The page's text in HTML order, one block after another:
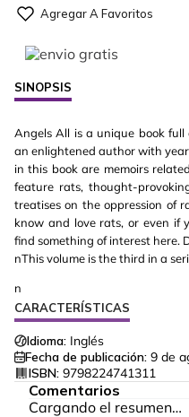
SINOPSIS
Angels All is a unique book
an enlightened author with
in this book are memoirs
feature rats, thought-
treatises on the oppression of
know and love rats, or even if
find something of interest here.
nThis volume is the third in a
n
CARACTERÍSTICAS
Idioma: Inglés
Fecha de publicación: 9 de
ISBN: 9798224741311
Comentarios
Cargando el resumen…